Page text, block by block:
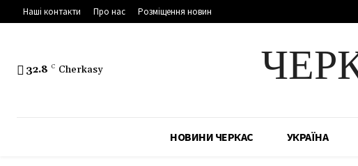
Наші контакти Про нас Розміщення новин
32.8 C Cherkasy
НОВИНИ ЧЕРКАС УКРАЇНА